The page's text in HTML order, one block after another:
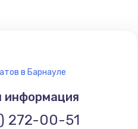
руб.
в Барнауле
информация
272-00-51